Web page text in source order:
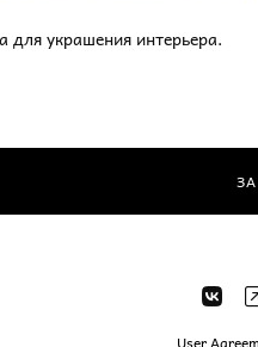
для украшения интерьера.